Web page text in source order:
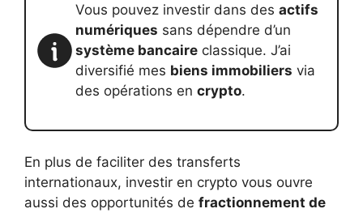
Vous pouvez investir dans des actifs
numériques sans dépendre d’un
système bancaire classique. J’ai
diversifié mes biens immobiliers via
des opérations en crypto.
En plus de faciliter des transferts
internationaux, investir en crypto vous ouvre
aussi des opportunités de fractionnement de